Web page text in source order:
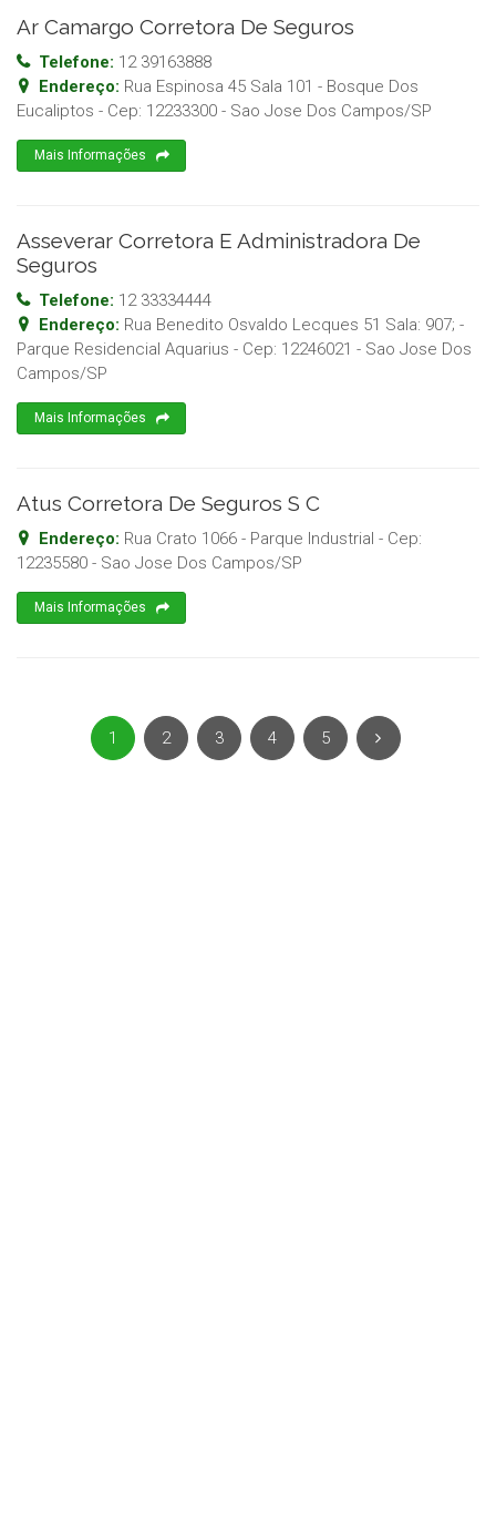
Ar Camargo Corretora De Seguros
Telefone: 12 39163888
Endereço: Rua Espinosa 45 Sala 101 - Bosque Dos
Eucaliptos - Cep: 12233300 - Sao Jose Dos Campos/SP
Mais Informações
Asseverar Corretora E Administradora De
Seguros
Telefone: 12 33334444
Endereço: Rua Benedito Osvaldo Lecques 51 Sala: 907; -
Parque Residencial Aquarius - Cep: 12246021 - Sao Jose Dos
Campos/SP
Mais Informações
Atus Corretora De Seguros S C
Endereço: Rua Crato 1066 - Parque Industrial - Cep:
12235580 - Sao Jose Dos Campos/SP
Mais Informações
1 2 3 4 5